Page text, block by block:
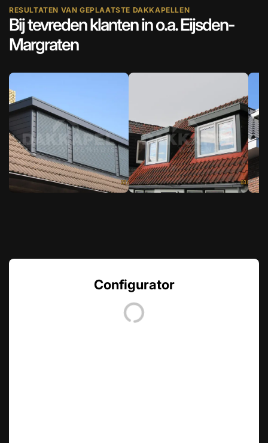
RESULTATEN VAN GEPLAATSTE DAKKAPELLEN
Bij tevreden klanten in o.a. Eijsden-
Margraten
Configurator